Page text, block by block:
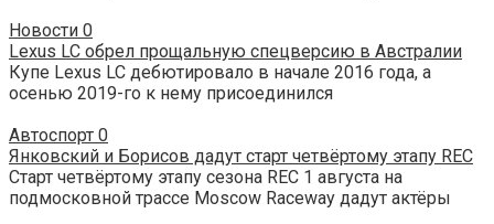
Новости 0
Lexus LC обрел прощальную спецверсию в Австралии
Купе Lexus LC дебютировало в начале 2016 года, а
осенью 2019-го к нему присоединился
Автоспорт 0
Янковский и Борисов дадут старт четвёртому этапу REC
Старт четвёртому этапу сезона REC 1 августа на
подмосковной трассе Moscow Raceway дадут актёры